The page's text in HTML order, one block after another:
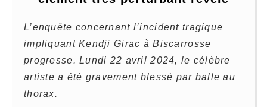
L’enquête concernant l’incident tragique
impliquant Kendji Girac à Biscarrosse
progresse. Lundi 22 avril 2024, le célèbre
artiste a été gravement blessé par balle au
thorax.